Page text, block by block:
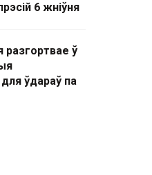
6 жніўня
разгортвае ў
ўдараў па